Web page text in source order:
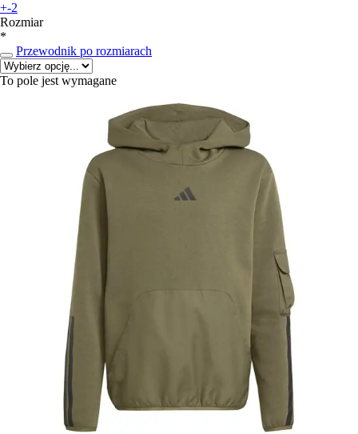
+-2
Rozmiar
*
Przewodnik po rozmiarach
To pole jest wymagane